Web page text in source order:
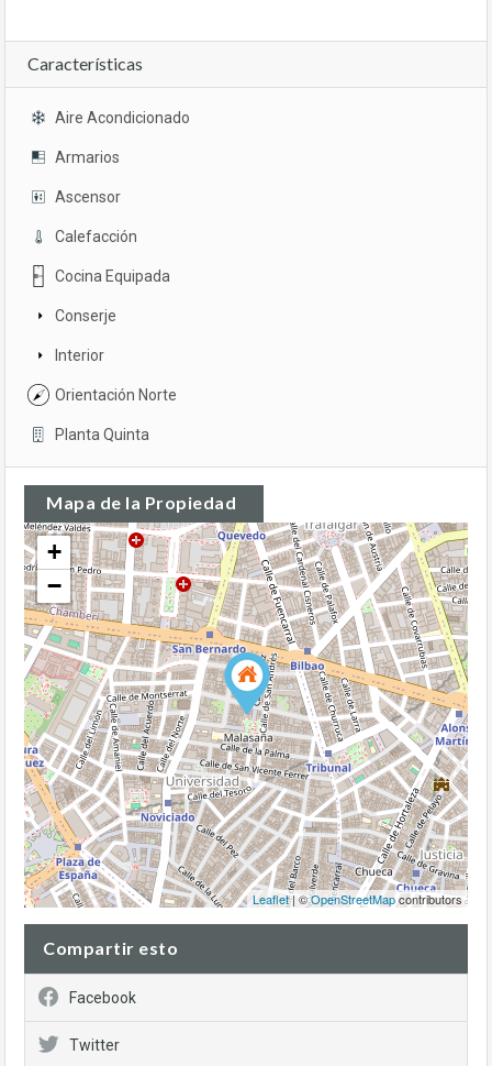
Características
Aire Acondicionado
Armarios
Ascensor
Calefacción
Cocina Equipada
Conserje
Interior
Orientación Norte
Planta Quinta
Mapa de la Propiedad
+
−
Leaflet| ©OpenStreetMapcontributors
Compartir esto
Facebook
Twitter